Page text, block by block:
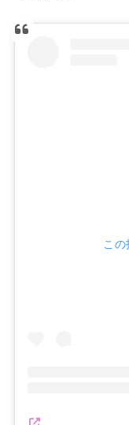
こ